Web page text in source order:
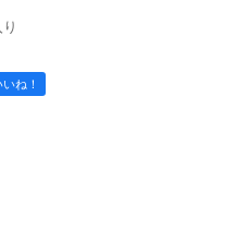
いね！